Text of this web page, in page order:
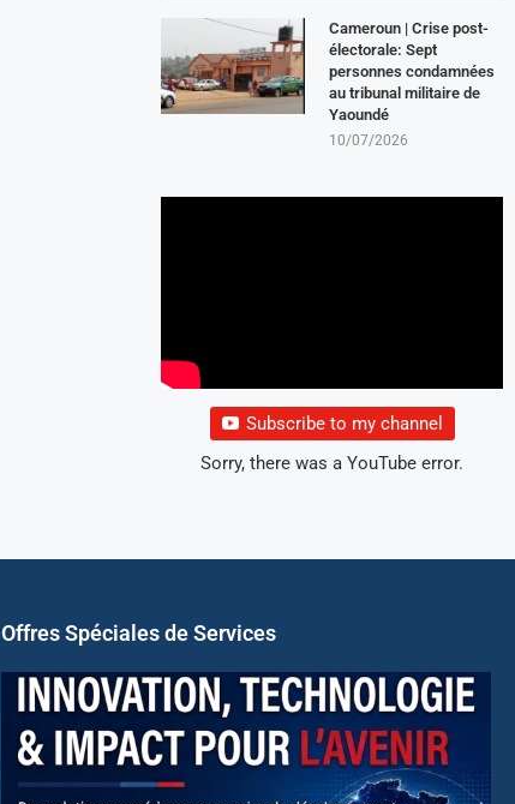
Cameroun | Crise post-
électorale: Sept
personnes condamnées
au tribunal militaire de
Yaoundé
10/07/2026
Subscribe to my channel
Sorry, there was a YouTube error.
Offres Spéciales de Services